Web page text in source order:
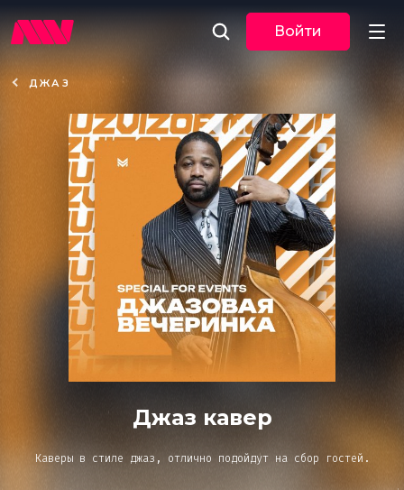
Музыка
По трекам
По жанрам
Плейлисты
Event
Bar&Club
Mainstage
Войти
ДЖАЗ
Джаз кавер
Каверы в стиле джаз, отлично подойдут на сбор гостей.